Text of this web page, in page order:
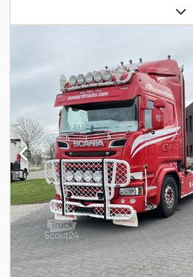
375/
8x2, empattement:5 900 mm,
, classe d'émission:
de sièges:2, longueur totale:11 400
hauteur totale:3 750 mm, charge
8 000 kg, charge maximale
kg, charge d'essieu autorisée
l'espace de chargement:8 550 mm
chargement:2 480 mm, Année de
Équipement:ABS, EBS (Système
blocage de différentiel,
climatisation, retardeur,
Options et équipements
40 mm - Accoudoir Dedpfx Acjzrv
ouvrant - Euro 6 - Essieu suiveur